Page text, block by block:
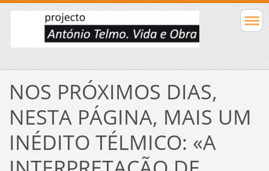
NOS PRÓXIMOS DIAS,
NESTA PÁGINA, MAIS UM
INÉDITO TÉLMICO: «A